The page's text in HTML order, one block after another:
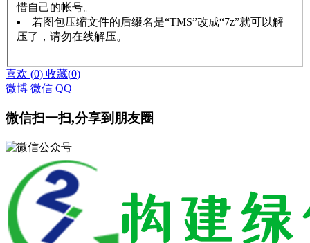
惜自己的帐号。
若图包压缩文件的后缀名是“TMS”改成“7z”就可以解
压了，请勿在线解压。
喜欢 (0) 收藏(0)
微博 微信 QQ
微信扫一扫,分享到朋友圈